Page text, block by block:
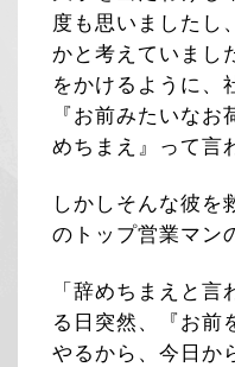
度も思いましたし
かと考えていまし
をかけるように、
『お前みたいな
めちまえ』って言
しかしそんな彼を
のトップ営業マン
「辞めちまえと
る日突然、『お前
やるから、今日か